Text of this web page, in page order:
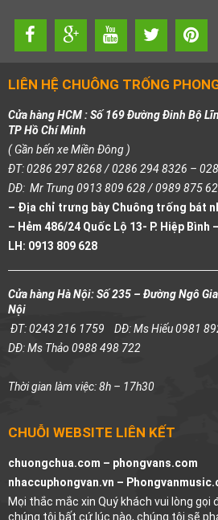
LIÊN HỆ CHUÔNG TRỐNG
Cửa hàng HCM : Số 169 Đường Đinh Bộ
TP Hồ Chí Minh
( Gần bến xe Miền Đông )
ĐT: 0286 297 8268 / 0286 294 8326 –
DĐ: Mr Trung 0913 809 628 / 0989 875
– Địa chỉ trưng bày Chuông trống bát
– Hẻm 486/24 Quốc Lộ 13- P. Hiệp Bình
LH: 0913 809 628
Cửa hàng Hà Nội: Số 235 – Đường Ngô
Nội
ĐT: 0243 216 1759 DĐ: Ms Hiếu 0981
DĐ: Ms Thảo 0988 498 722
Thời gian làm việc: 8h – 17h30
CHUỖI WEBSITE LIÊN KẾT
chuongchua.com – phongvans.com
nhaccuphongvan.vn –
Mọi thắc mắc xin Quý khách vui lòng gọi
chúng tôi bất cứ lúc nào, chúng tôi sẽ